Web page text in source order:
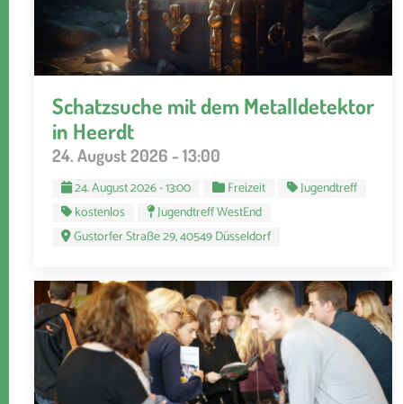
Schatzsuche mit dem Metalldetektor
in Heerdt
24. August 2026 - 13:00
24. August 2026 - 13:00 Freizeit
Jugendtreff
kostenlos
Jugendtreff WestEnd
Gustorfer Straße 29, 40549 Düsseldorf